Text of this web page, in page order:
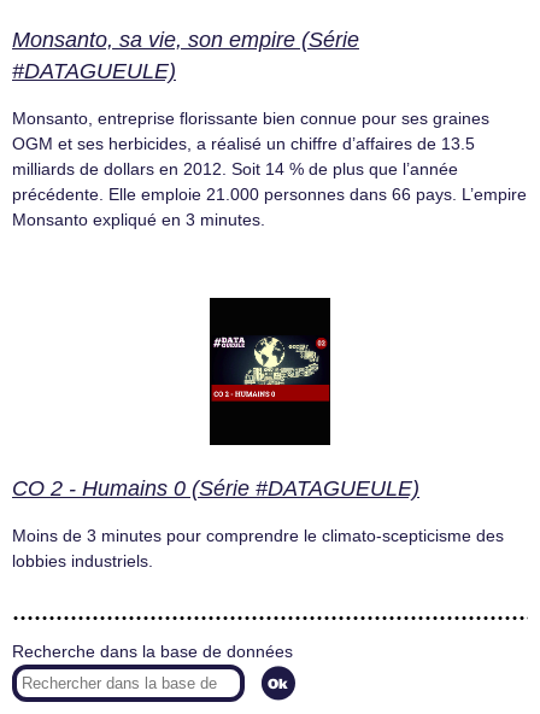
Monsanto, sa vie, son empire (Série
#DATAGUEULE)
Monsanto, entreprise florissante bien connue pour ses graines
OGM et ses herbicides, a réalisé un chiffre d’affaires de 13.5
milliards de dollars en 2012. Soit 14 % de plus que l’année
précédente. Elle emploie 21.000 personnes dans 66 pays. L’empire
Monsanto expliqué en 3 minutes.
CO 2 - Humains 0 (Série #DATAGUEULE)
Moins de 3 minutes pour comprendre le climato-scepticisme des
lobbies industriels.
Recherche dans la base de données